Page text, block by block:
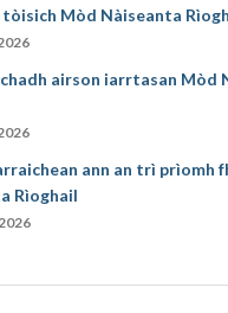
tòisich Mòd Nàiseanta
airson iarrtasan Mòd
ann an trì prìomh
Rìoghail